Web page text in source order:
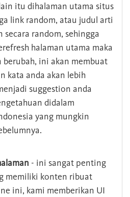
itu dihalaman utama situs
link random, atau judul arti
secara random, sehingga
halaman utama maka
ini akan membuat
kata anda akan lebih
suggestion anda
didalam
yang mungkin
- ini sangat penting
memiliki konten ribuat
ini, kami memberikan UI